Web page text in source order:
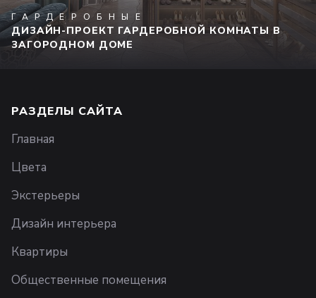
ГАРДЕРОБНЫЕ
ДИЗАЙН-ПРОЕКТ ГАРДЕРОБНОЙ КОМНАТЫ В
ЗАГОРОДНОМ ДОМЕ
РАЗДЕЛЫ САЙТА
Главная
Цвета
Экстерьеры
Дизайн интерьера
Квартиры
Общественные помещения